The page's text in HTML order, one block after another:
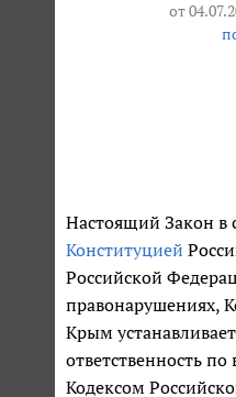
от
Настоящий Закон в
Конституцией
Российской
правонарушениях,
Крым
ответственность
Кодексом